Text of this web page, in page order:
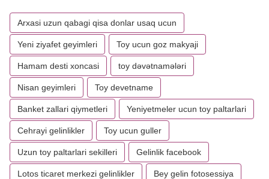
Arxasi uzun qabagi qisa donlar usaq ucun
Yeni ziyafet geyimleri Toy ucun goz makyaji
Hamam desti xoncasi toy dəvətnamələri
Nisan geyimleri Toy devetname
Banket zallari qiymetleri Yeniyetmeler ucun toy paltarlari
Cehrayi gelinlikler Toy ucun guller
Uzun toy paltarlari sekilleri Gelinlik facebook
Lotos ticaret merkezi gelinlikler Bey gelin fotosessiya